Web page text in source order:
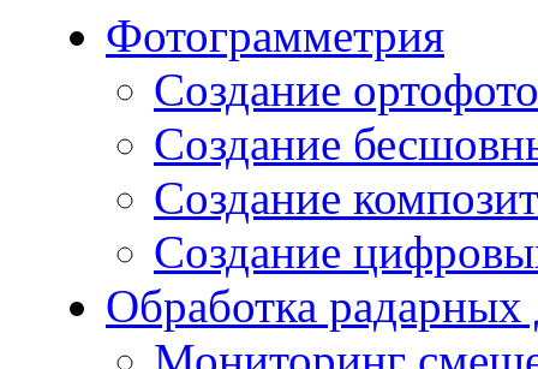
Фотограмметрия
Создание
Создание
Создание
Создание
Обработка